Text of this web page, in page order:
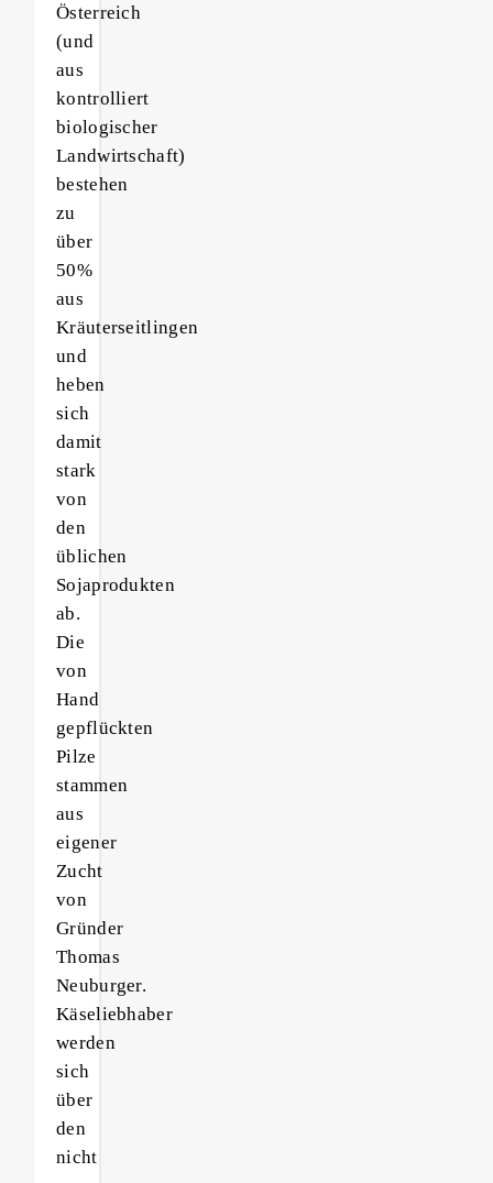
Österreich
(und
aus
kontrolliert
biologischer
Landwirtschaft)
bestehen
zu
über
50%
aus
Kräuterseitlingen
und
heben
sich
damit
stark
von
den
üblichen
Sojaprodukten
ab.
Die
von
Hand
gepflückten
Pilze
stammen
aus
eigener
Zucht
von
Gründer
Thomas
Neuburger.
Käseliebhaber
werden
sich
über
den
nicht